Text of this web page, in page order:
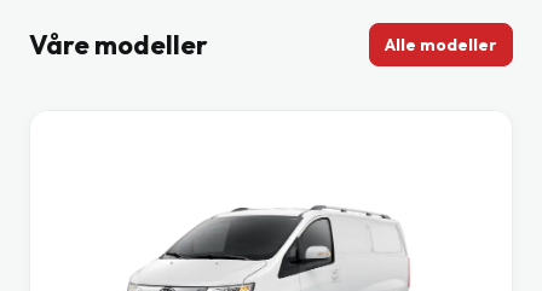
Våre modeller Alle modeller